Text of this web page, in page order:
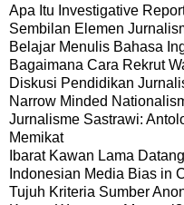
Apa Itu Investigative
Sembilan Elemen
Belajar Menulis Bahasa
Bagaimana Cara Rekrut
Diskusi Pendidikan
Narrow Minded
Jurnalisme Sastrawi:
Memikat
Ibarat Kawan Lama
Indonesian Media Bias in
Tujuh Kriteria Sumber